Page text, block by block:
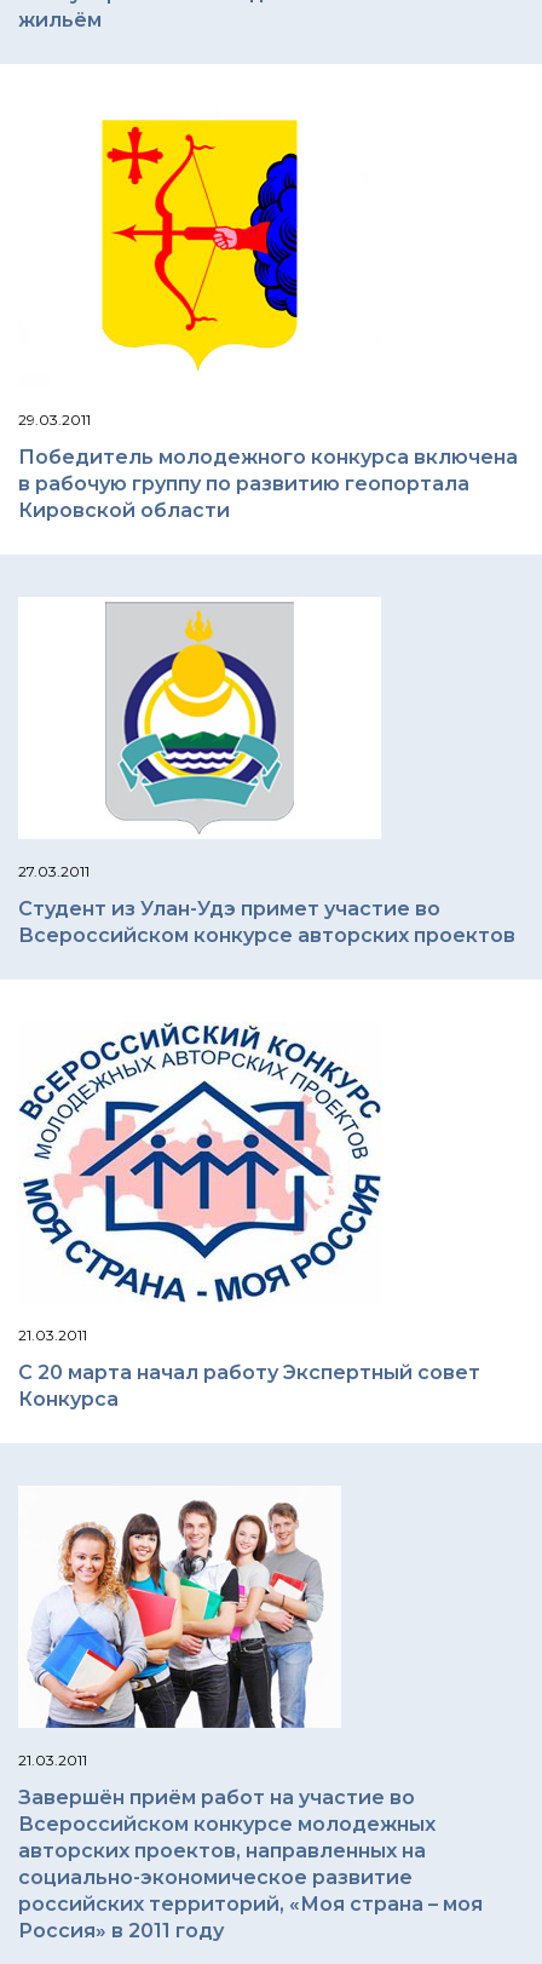
жильём
29.03.2011
Победитель молодежного конкурса включена
в рабочую группу по развитию геопортала
Кировской области
27.03.2011
Студент из Улан-Удэ примет участие во
Всероссийском конкурсе авторских проектов
21.03.2011
С 20 марта начал работу Экспертный совет
Конкурса
21.03.2011
Завершён приём работ на участие во
Всероссийском конкурсе молодежных
авторских проектов, направленных на
социально-экономическое развитие
российских территорий, «Моя страна – моя
Россия» в 2011 году